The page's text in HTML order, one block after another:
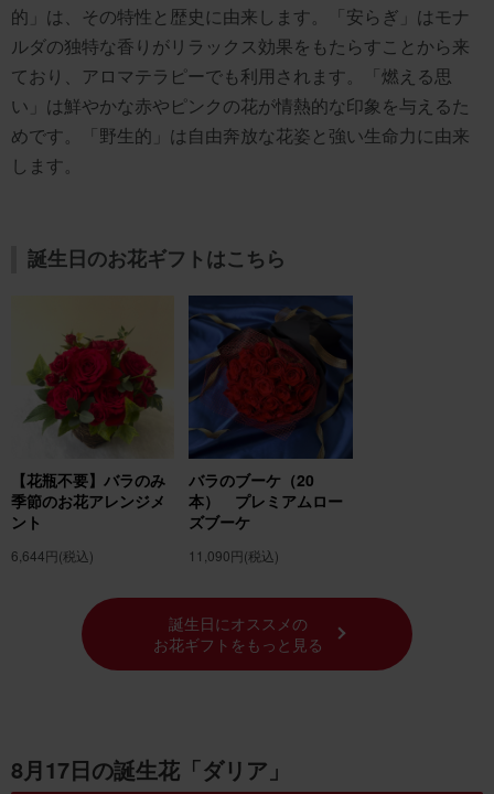
的」は、その特性と歴史に由来します。「安らぎ」はモナ
ルダの独特な香りがリラックス効果をもたらすことから来
ており、アロマテラピーでも利用されます。「燃える思
い」は鮮やかな赤やピンクの花が情熱的な印象を与えるた
めです。「野生的」は自由奔放な花姿と強い生命力に由来
します。
誕生日のお花ギフトはこちら
【花瓶不要】バラのみ
季節のお花アレンジメ
ント
6,644円(税込)
バラのブーケ（20
本） プレミアムロー
ズブーケ
11,090円(税込)
誕生日にオススメの
お花ギフトをもっと見る
8月17日の誕生花「ダリア」